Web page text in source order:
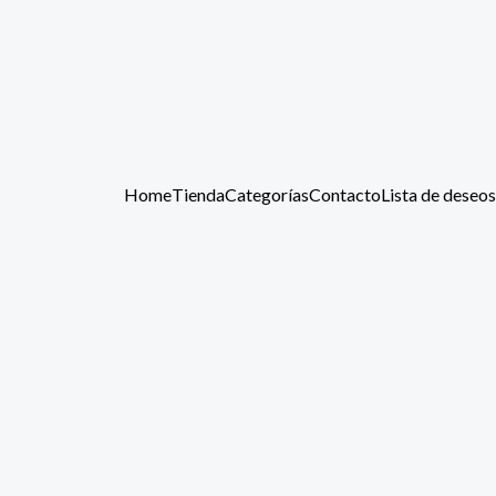
HomeTiendaCategoríasContactoLista de deseos